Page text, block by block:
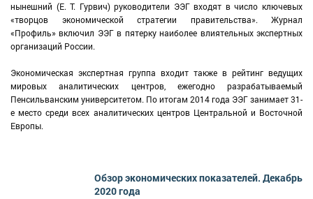
нынешний (Е. Т. Гурвич) руководители ЭЭГ входят в число ключевых
«творцов экономической стратегии правительства». Журнал
«Профиль» включил ЭЭГ в пятерку наиболее влиятельных экспертных
организаций России.
Экономическая экспертная группа входит также в рейтинг ведущих
мировых аналитических центров, ежегодно разрабатываемый
Пенсильванским университетом. По итогам 2014 года ЭЭГ занимает 31-
е место среди всех аналитических центров Центральной и Восточной
Европы.
Обзор экономических показателей. Декабрь
2020 года